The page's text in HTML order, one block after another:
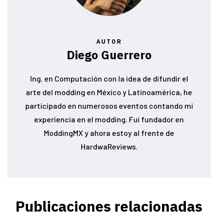
AUTOR
Diego Guerrero
Ing. en Computación con la idea de difundir el
arte del modding en México y Latinoamérica, he
participado en numerosos eventos contando mi
experiencia en el modding. Fui fundador en
ModdingMX y ahora estoy al frente de
HardwaReviews.
Publicaciones relacionadas